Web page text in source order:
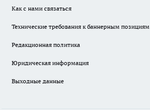
Как с нами связаться
Технические требования к баннерным позициям
Редакционная политика
Юридическая информация
Выходные данные